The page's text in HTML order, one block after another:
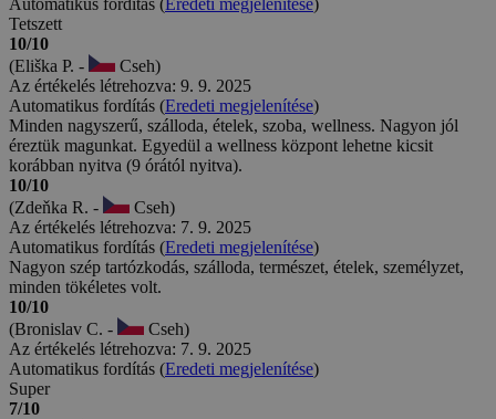
Tetszett
10/10
(Eliška P. -
Cseh)
Az értékelés létrehozva: 9. 9. 2025
Automatikus fordítás (Eredeti megjelenítése)
Minden nagyszerű, szálloda, ételek, szoba, wellness. Nagyon jól
éreztük magunkat. Egyedül a wellness központ lehetne kicsit
korábban nyitva (9 órától nyitva).
10/10
(Zdeňka R. -
Cseh)
Az értékelés létrehozva: 7. 9. 2025
Automatikus fordítás (Eredeti megjelenítése)
Nagyon szép tartózkodás, szálloda, természet, ételek, személyzet,
minden tökéletes volt.
10/10
(Bronislav C. -
Cseh)
Az értékelés létrehozva: 7. 9. 2025
Automatikus fordítás (Eredeti megjelenítése)
Super
7/10